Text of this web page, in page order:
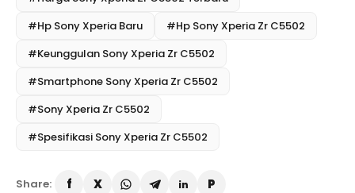
#Hp Sony Xperia Baru
#Hp Sony Xperia Zr C5502
#Keunggulan Sony Xperia Zr C5502
#Smartphone Sony Xperia Zr C5502
#Sony Xperia Zr C5502
#Spesifikasi Sony Xperia Zr C5502
Share: